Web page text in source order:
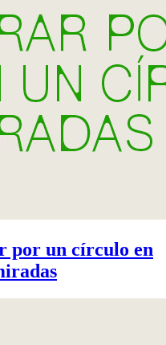
por un círculo en